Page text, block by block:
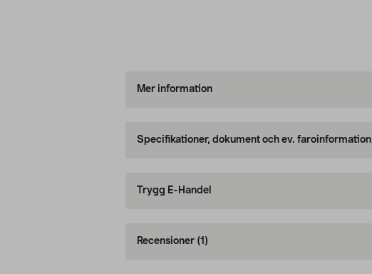
Mer information
Specifikationer, dokument och ev. faroinformation
Trygg E-Handel
Recensioner (1)